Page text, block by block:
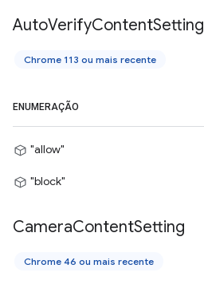
AutoVerifyContentSetting
Chrome 113 ou mais recente
ENUMERAÇÃO
"allow"
"block"
CameraContentSetting
Chrome 46 ou mais recente